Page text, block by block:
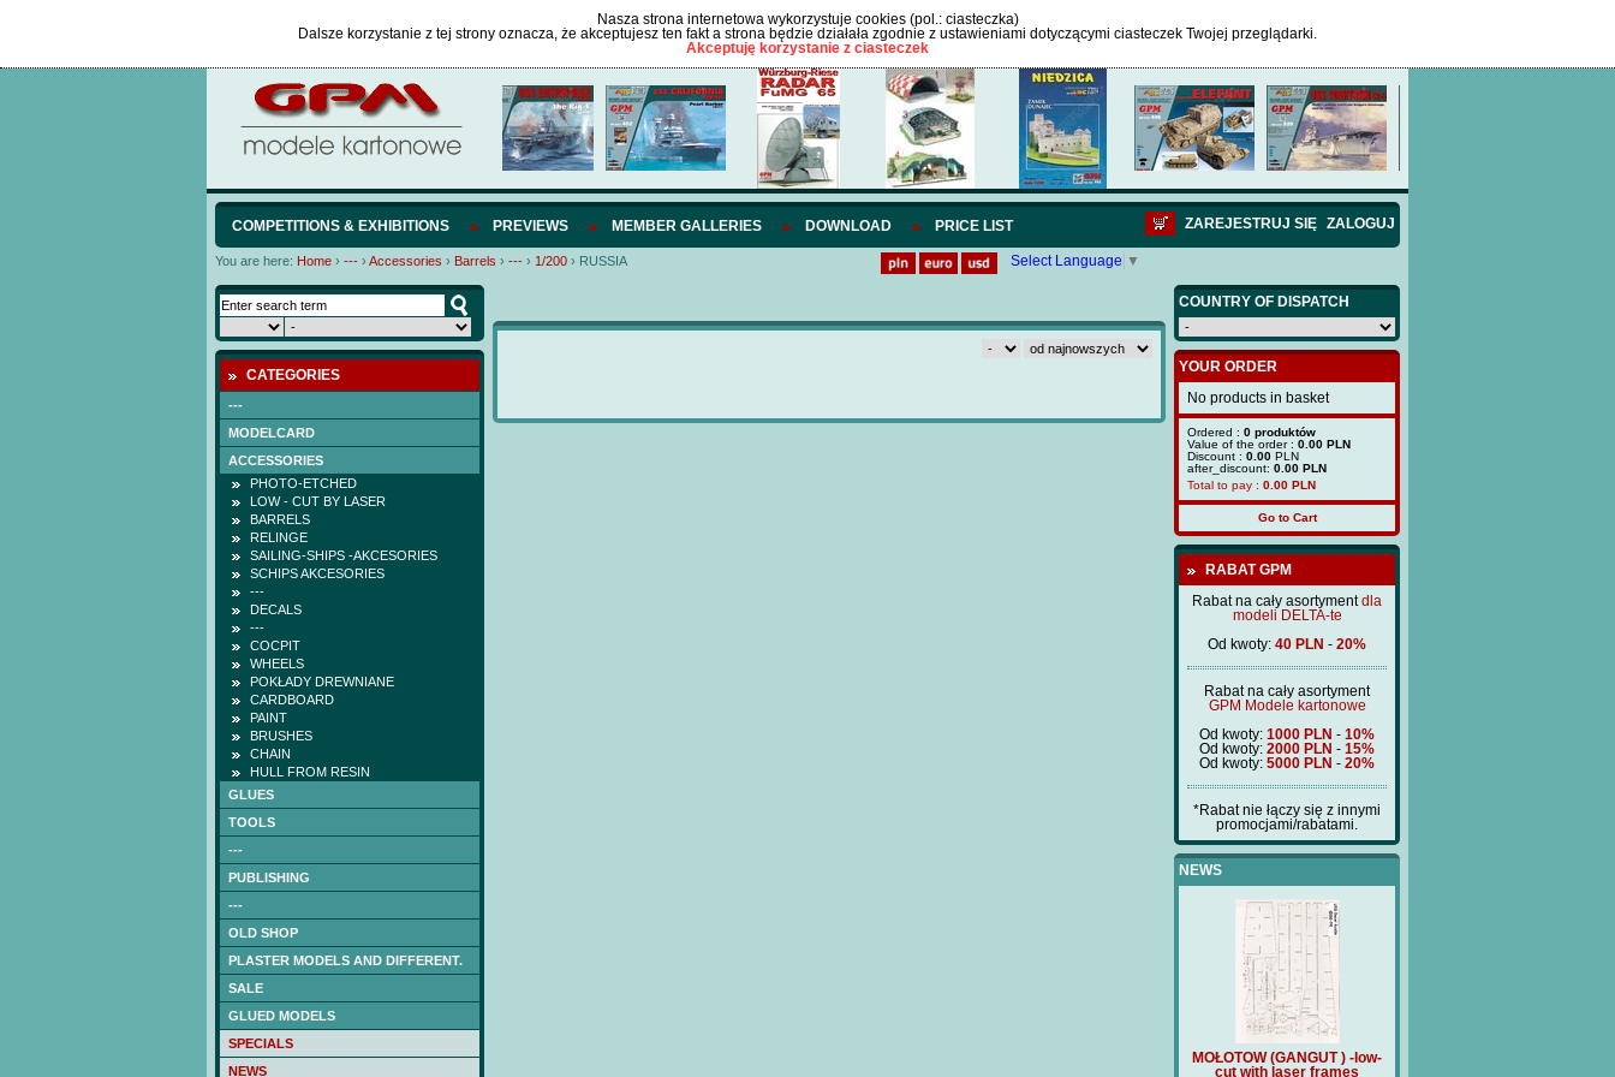
Nasza strona internetowa wykorzystuje cookies (pol.: ciasteczka)
Dalsze korzystanie z tej strony oznacza, że akceptujesz ten fakt a strona będzie działała zgodnie z ustawieniami dotyczącymi ciasteczek Twojej przeglądarki.
Akceptuję korzystanie z ciasteczek
COMPETITIONS & EXHIBITIONS PREVIEWS MEMBER GALLERIES DOWNLOAD PRICE LIST ZALOGUJ
ZAREJESTRUJ SIĘ
You are here: Home › --- › Accessories › Barrels › --- › 1/200 › RUSSIA Select Language ▼
CATEGORIES
---
MODELCARD
ACCESSORIES
PHOTO-ETCHED
LOW - CUT BY LASER
BARRELS
RELINGE
SAILING-SHIPS -AKCESORIES
SCHIPS AKCESORIES
---
DECALS
---
COCPIT
WHEELS
POKŁADY DREWNIANE
CARDBOARD
PAINT
BRUSHES
CHAIN
HULL FROM RESIN
GLUES
TOOLS
---
PUBLISHING
---
OLD SHOP
PLASTER MODELS AND DIFFERENT.
SALE
GLUED MODELS
SPECIALS
NEWS
COUNTRY OF DISPATCH
YOUR ORDER
No products in basket
Ordered : 0 produktów
Value of the order : 0.00 PLN
Discount : 0.00 PLN
after_discount: 0.00 PLN
Total to pay : 0.00 PLN
Go to Cart
RABAT GPM
Rabat na cały asortymentdla
modeli DELTA-te
Od kwoty: 40 PLN - 20%
Rabat na cały asortyment
GPM Modele kartonowe
Od kwoty: 1000 PLN - 10%
Od kwoty: 2000 PLN - 15%
Od kwoty: 5000 PLN - 20%
*Rabat nie łączy się z innymi
promocjami/rabatami.
NEWS
MOŁOTOW (GANGUT ) -low-
cut with laser frames